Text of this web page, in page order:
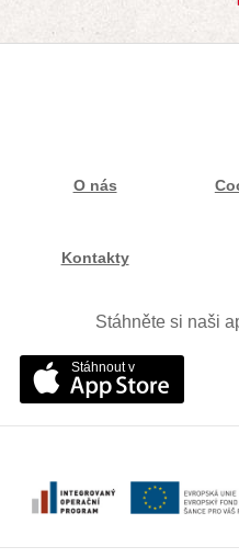
O nás
Kontakty
Stáhněte si naši
Stáhnout v